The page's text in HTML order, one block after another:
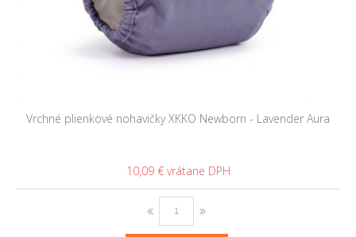
Vrchné plienkové nohavičky XKKO Newborn - Lavender Aura
10,09 €